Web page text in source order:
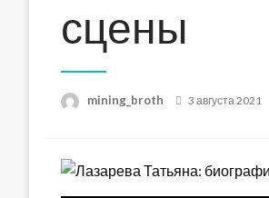
сцены
mining_broth
Posted
3 августа 2021